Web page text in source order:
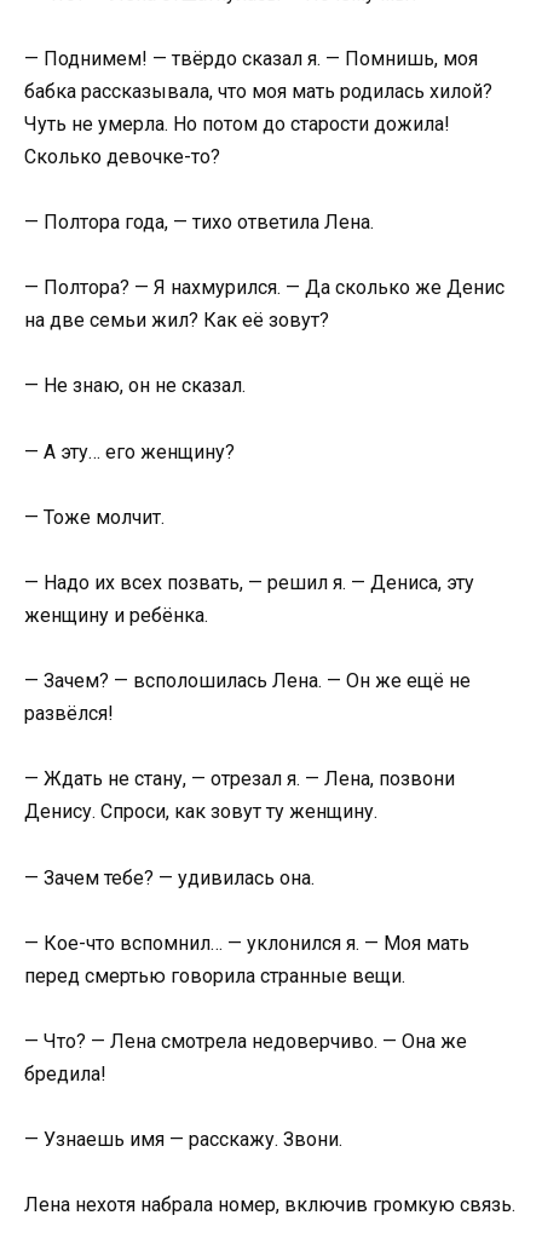
— Поднимем! — твёрдо сказал я. — Помнишь, моя
бабка рассказывала, что моя мать родилась хилой?
Чуть не умерла. Но потом до старости дожила!
Сколько девочке-то?
— Полтора года, — тихо ответила Лена.
— Полтора? — Я нахмурился. — Да сколько же Денис
на две семьи жил? Как её зовут?
— Не знаю, он не сказал.
— А эту… его женщину?
— Тоже молчит.
— Надо их всех позвать, — решил я. — Дениса, эту
женщину и ребёнка.
— Зачем? — всполошилась Лена. — Он же ещё не
развёлся!
— Ждать не стану, — отрезал я. — Лена, позвони
Денису. Спроси, как зовут ту женщину.
— Зачем тебе? — удивилась она.
— Кое-что вспомнил… — уклонился я. — Моя мать
перед смертью говорила странные вещи.
— Что? — Лена смотрела недоверчиво. — Она же
бредила!
— Узнаешь имя — расскажу. Звони.
Лена нехотя набрала номер, включив громкую связь.